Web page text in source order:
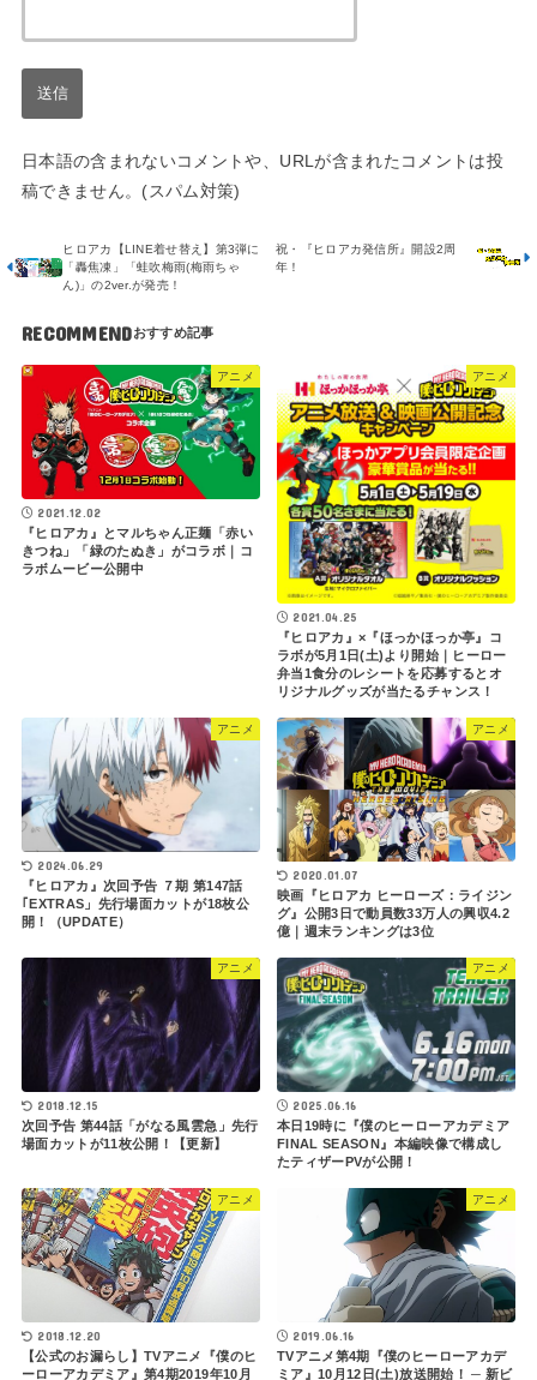
日本語の含まれないコメントや、URLが含まれたコメントは投
稿できません。(スパム対策)
祝・『ヒロアカ発信所』開設2周
年！
ヒロアカ【LINE着せ替え】第3弾に
「轟焦凍」「蛙吹梅雨(梅雨ちゃ
ん)」の2ver.が発売！
RECOMMEND
アニメ
2021.12.02
『ヒロアカ』とマルちゃん正麺「赤い
きつね」「緑のたぬき」がコラボ｜コ
ラボムービー公開中
アニメ
2021.04.25
『ヒロアカ』×『ほっかほっか亭』コ
ラボが5月1日(土)より開始｜ヒーロー
弁当1食分のレシートを応募するとオ
リジナルグッズが当たるチャンス！
アニメ
2024.06.29
『ヒロアカ』次回予告 ７期 第147話
｢EXTRAS」先行場面カットが18枚公
開！（UPDATE）
アニメ
2020.01.07
映画『ヒロアカ ヒーローズ：ライジン
グ』公開3日で動員数33万人の興収4.2
億｜週末ランキングは3位
アニメ
2018.12.15
次回予告 第44話「がなる風雲急」先行
場面カットが11枚公開！【更新】
アニメ
2025.06.16
本日19時に『僕のヒーローアカデミア
FINAL SEASON』本編映像で構成し
たティザーPVが公開！
アニメ
2018.12.20
【公式のお漏らし】TVアニメ『僕のヒ
ーローアカデミア』第4期2019年10月
アニメ
2019.06.16
TVアニメ第4期『僕のヒーローアカデ
ミア』10月12日(土)放送開始！ ─ 新ビ